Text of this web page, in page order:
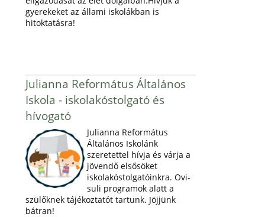
gyerekeket az állami iskolákban is
hitoktatásra!
Julianna Református Általános
Iskola - iskolakóstolgató és
hívogató
Julianna Református
Általános Iskolánk
szeretettel hívja és várja a
jövendő elsősöket
iskolakóstolgatóinkra. Ovi-
suli programok alatt a
szülőknek tájékoztatót tartunk. Jöjjünk
bátran!